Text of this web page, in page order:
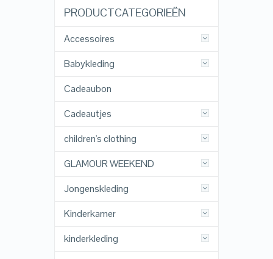
PRODUCTCATEGORIEËN
Accessoires
Babykleding
Cadeaubon
Cadeautjes
children's clothing
GLAMOUR WEEKEND
Jongenskleding
Kinderkamer
kinderkleding